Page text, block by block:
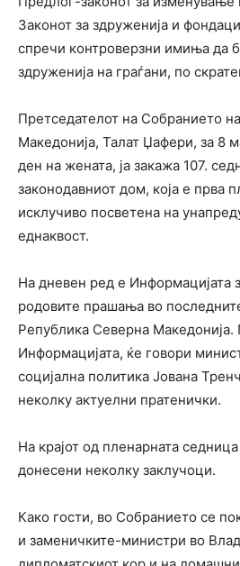
Законот за здруженија и
спречи контроверзни имиња да
здруженија на граѓани, по
Претседателот на Собранието
Македонија, Талат Џафери, за 8
ден на жената, ја закажа 107.
законодавниот дом, која е прва
исклучиво посветена на
еднаквост.
На дневен ред е Информацијата
родовите прашања во
Република Северна Македонија.
Информацијата, ќе говори
социјална политика Јована
неколку актуелни пратенички.
На крајот од пленарната
донесени неколку заклучоци.
Како гости, во Собранието се
и заменичките-министри во